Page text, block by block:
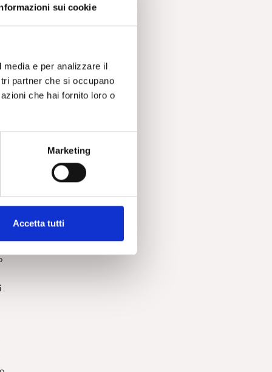
sui cookie
e per analizzare il
partner che si occupano
che hai fornito loro o
Marketing
Accetta tutti